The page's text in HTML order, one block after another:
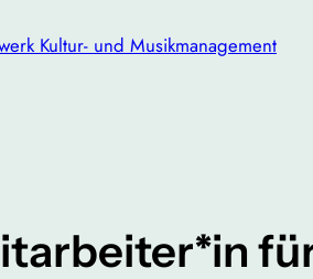
Kultur- und Musikmanagement